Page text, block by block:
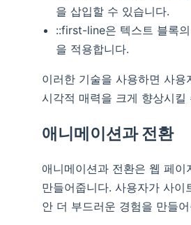
을 삽입할 수 있습니다.
::first-line은 텍스트 블록
을 적용합니다.
이러한 기술을 사용하면 사용
시각적 매력을 크게 향상시킬
애니메이션과 전환
애니메이션과 전환은 웹 페이
만들어줍니다. 사용자가 사이
안 더 부드러운 경험을 만들